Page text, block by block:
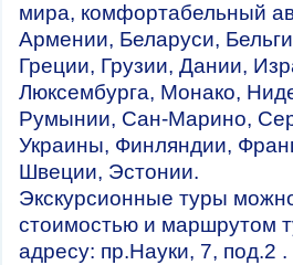
мира, комфортабельный
Армении, Беларуси,
Греции, Грузии, Дании,
Люксембурга, Монако,
Румынии, Сан-Марино,
Украины, Финляндии,
Швеции, Эстонии.
Экскурсионные туры
стоимостью и маршрутом
адресу: пр.Науки, 7, под.2